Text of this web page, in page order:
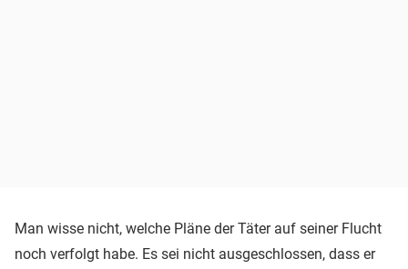
Man wisse nicht, welche Pläne der Täter auf seiner Flucht
noch verfolgt habe. Es sei nicht ausgeschlossen, dass er